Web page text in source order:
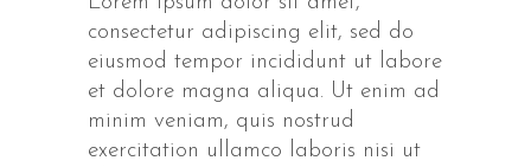
consectetur adipiscing elit, sed do
eiusmod tempor incididunt ut labore
et dolore magna aliqua. Ut enim ad
minim veniam, quis nostrud
exercitation ullamco laboris nisi ut